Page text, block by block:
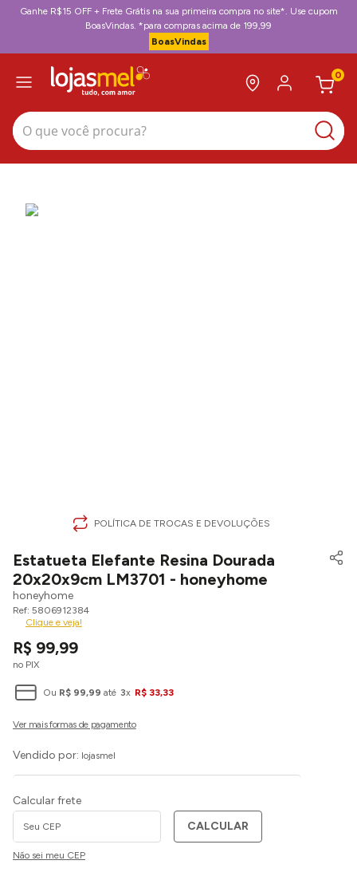
Ganhe R$15 OFF + Frete Grátis na sua primeira compra no site*. Use cupom
BoasVindas. *para compras acima de 199,99
BoasVindas
0
O que você procura?
POLÍTICA DE TROCAS E DEVOLUÇÕES
Estatueta Elefante Resina Dourada
20x20x9cm LM3701 - honeyhome
honeyhome
5806912384
Clique e veja!
R$ 99,99
no PIX
Ou R$ 99,99 até 3x R$ 33,33
Vendido por: lojasmel
Calcular frete
CALCULAR
Não sei meu CEP